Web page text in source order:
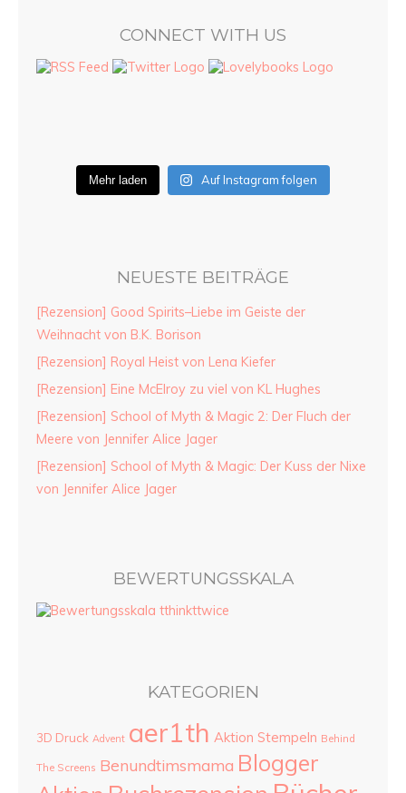
CONNECT WITH US
Mehr laden Auf Instagram folgen
NEUESTE BEITRÄGE
[Rezension] Good Spirits–Liebe im Geiste der
Weihnacht von B.K. Borison
[Rezension] Royal Heist von Lena Kiefer
[Rezension] Eine McElroy zu viel von KL Hughes
[Rezension] School of Myth & Magic 2: Der Fluch der
Meere von Jennifer Alice Jager
[Rezension] School of Myth & Magic: Der Kuss der Nixe
von Jennifer Alice Jager
BEWERTUNGSSKALA
KATEGORIEN
3D Druck Advent aer1th Aktion Stempeln Behind
The Screens Benundtimsmama Blogger